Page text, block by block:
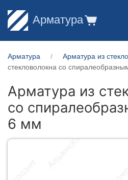
Арматура
Арматура Арматура из
стекловолокна со
Арматура из
со
6 мм